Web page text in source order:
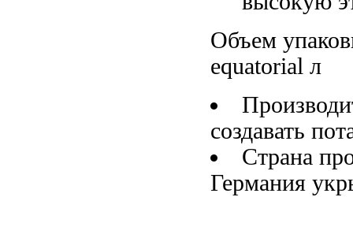
Объем
equatorial л
создавать
Страна
Германия